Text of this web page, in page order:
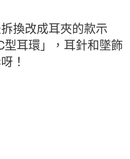
換改成耳夾的款示
耳環」，耳針和墜飾
！